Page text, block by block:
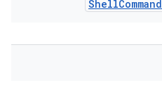
ShellCommand